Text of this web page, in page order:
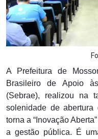
A Prefeitura de
Brasileiro de Apoio
(Sebrae), realizou na
solenidade de abertura
torna a “Inovação
a gestão pública. É